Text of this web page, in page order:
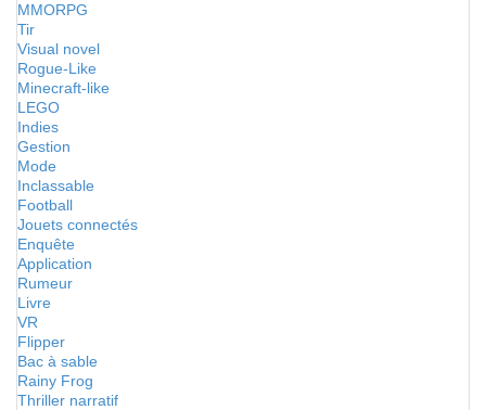
MMORPG
Tir
Visual novel
Rogue-Like
Minecraft-like
LEGO
Indies
Gestion
Mode
Inclassable
Football
Jouets connectés
Enquête
Application
Rumeur
Livre
VR
Flipper
Bac à sable
Rainy Frog
Thriller narratif